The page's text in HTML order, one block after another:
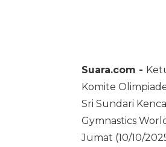
Suara.com -
Komite
Sri Sundari
Gymnastics
Jumat (10/10/